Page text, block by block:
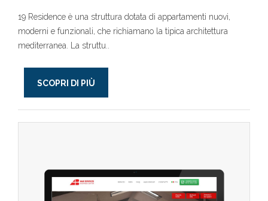
19 Residence è una struttura dotata di appartamenti nuovi,
moderni e funzionali, che richiamano la tipica architettura
mediterranea. La struttu..
SCOPRI DI PIÙ